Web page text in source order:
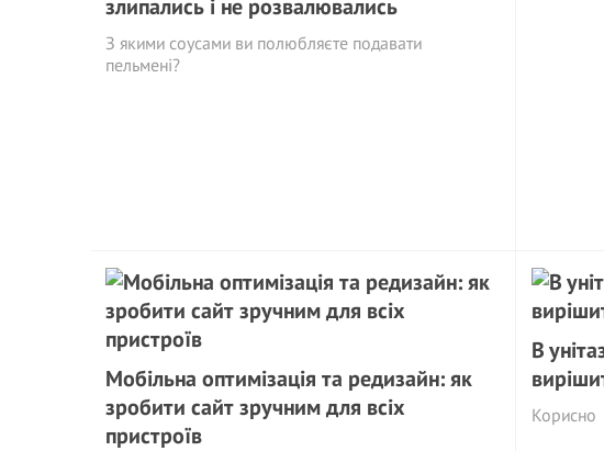
злипались і не розвалювались
З якими соусами ви полюбляєте подавати
пельмені?
Мобільна оптимізація та редизайн: як
зробити сайт зручним для всіх
пристроїв
В
Корисно